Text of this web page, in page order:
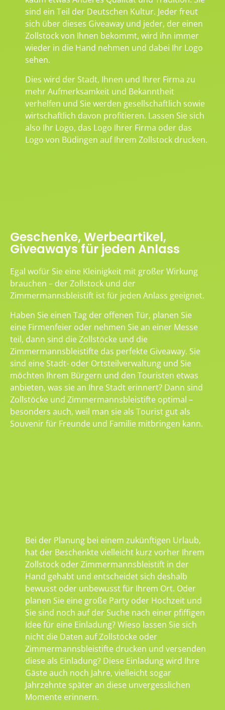
sind ein Teil der Deutschen Kultur. Jeder freut
sich über dieses Giveaway und jeder, der einen
Zollstock von Ihnen bekommt, wird ihn immer
wieder in die Hand nehmen und dabei Ihr Logo
sehen.
Dies wird der Stadt, Ihnen und Ihrer Firma zu
mehr Aufmerksamkeit und Bekanntheit
verhelfen und Sie werden gesellschaftlich sowie
wirtschaftlich davon profitieren. Lassen Sie sich
also Ihr Logo, das Logo Ihrer Firma oder das
Logo von Büdingen auf Ihrem Zollstock drucken.
Geschenke, Werbeartikel,
Giveaways für jeden Anlass
Egal wofür Sie eine Kleinigkeit mit großer Wirkung
brauchen – der Zollstock und der
Zimmermannsbleistift ist für jeden Anlass geeignet.
Haben Sie einen Tag der offenen Tür, planen Sie
eine Firmenfeier oder nehmen Sie an einer Messe
teil, dann sind die Zollstöcke und die
Zimmermannsbleistifte das perfekte Giveaway. Sie
sind eine Stadt- oder Ortsteilverwaltung und Sie
möchten Ihrem Bürgern und den Touristen etwas
anbieten, was sie an Ihre Stadt erinnert? Dann sind
Zollstöcke und Zimmermannsbleistifte optimal –
besonders auch, weil man sie als Tourist gut als
Souvenir für Freunde und Familie mitbringen kann.
Bei der Planung bei einem zukünftigen Urlaub,
hat der Beschenkte vielleicht kurz vorher Ihrem
Zollstock oder Zimmermannsbleistift in der
Hand gehabt und entscheidet sich deshalb
bewusst oder unbewusst für Ihrem Ort. Oder
planen Sie eine große Party oder Hochzeit und
Sie sind noch auf der Suche nach einer pfiffigen
Idee für eine Einladung? Wieso lassen Sie sich
nicht die Daten auf Zollstöcke oder
Zimmermannsbleistifte drucken und versenden
diese als Einladung? Diese Einladung wird Ihre
Gäste auch noch Jahre, vielleicht sogar
Jahrzehnte später an diese unvergesslichen
Momente erinnern.